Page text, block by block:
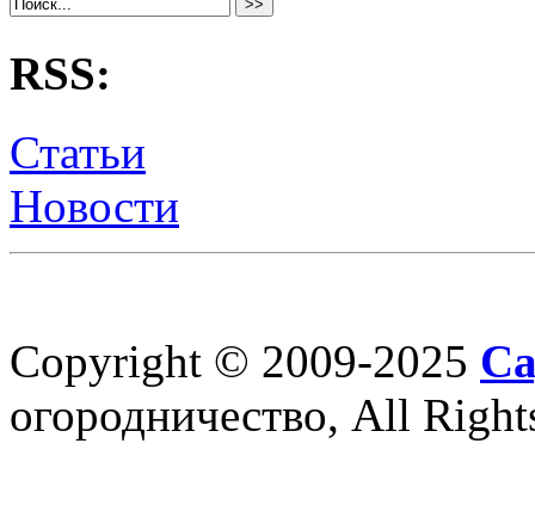
RSS:
Статьи
Новости
Copyright © 2009-2025
огородничество, All